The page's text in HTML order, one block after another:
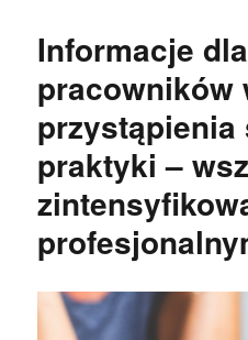
Informacje
pracowników
przystąpienia
praktyki –